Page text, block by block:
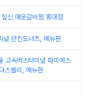
신 매운갈비찜 홍대점
널 던킨도너츠, 메뉴판
고속버스터미널 파미에스
스벨리, 메뉴판